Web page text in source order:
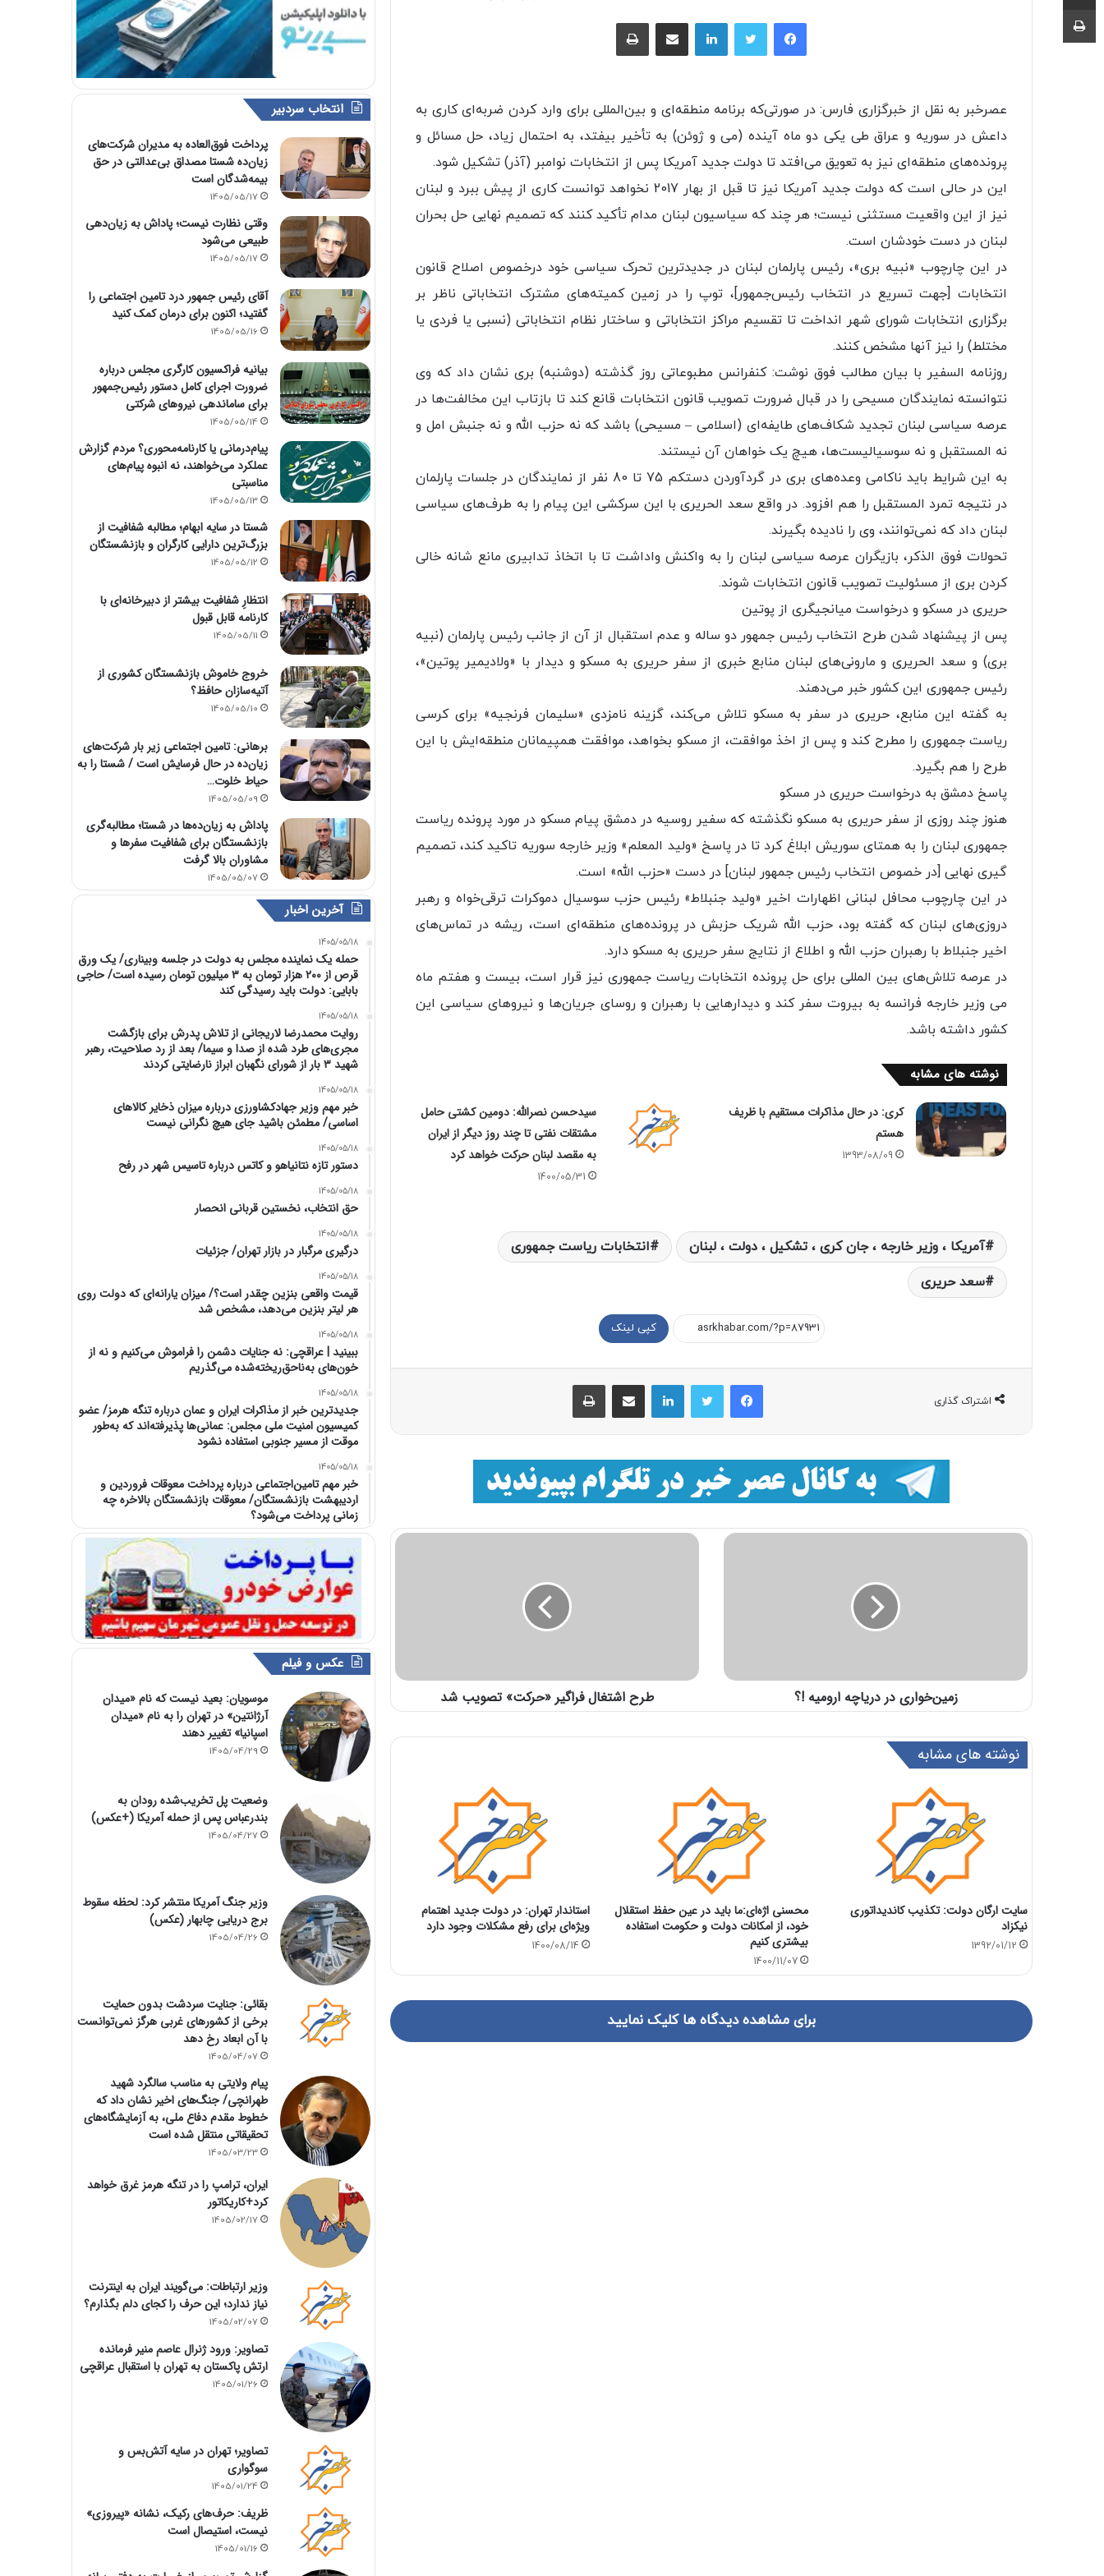
فیسبوک لینکداین
عصرخبر به نقل از خبرگزاری فارس: در صورتی‌که برنامه منطقه‌ای و بین‌المللی برای وارد کردن ضربه‌ای کاری به
داعش در سوریه و عراق طی یکی دو ماه آینده (می و ژوئن) به تأخیر بیفتد، به احتمال زیاد، حل مسائل و
پرونده‌های منطقه‌ای نیز به تعویق می‌افتد تا دولت جدید آمریکا پس از انتخابات نوامبر (آذر) تشکیل شود.
این در حالی است که دولت جدید آمریکا نیز تا قبل از بهار 2017 نخواهد توانست کاری از پیش ببرد و لبنان
نیز از این واقعیت مستثنی نیست؛ هر چند که سیاسیون لبنان مدام تأکید کنند که تصمیم نهایی حل بحران
لبنان در دست خودشان است.
در این چارچوب «نبیه بری»، رئیس پارلمان لبنان در جدیدترین تحرک سیاسی خود درخصوص اصلاح قانون
انتخابات [جهت تسریع در انتخاب رئیس‌جمهور]، توپ را در زمین کمیته‌های مشترک انتخاباتی ناظر بر
برگزاری انتخابات شورای شهر انداخت تا تقسیم مراکز انتخاباتی و ساختار نظام انتخاباتی (نسبی یا فردی یا
مختلط) را نیز آنها مشخص کنند.
روزنامه السفیر با بیان مطالب فوق نوشت: کنفرانس مطبوعاتی روز گذشته (دوشنبه) بری نشان داد که وی
نتوانسته نمایندگان مسیحی را در قبال ضرورت تصویب قانون انتخابات قانع کند تا بازتاب این مخالفت‌ها در
عرصه سیاسی لبنان تجدید شکاف‌های طایفه‌ای (اسلامی – مسیحی) باشد که نه حزب الله و نه جنبش امل و
نه المستقبل و نه سوسیالیست‌ها، هیچ یک خواهان آن نیستند.
به این شرایط باید ناکامی وعده‌های بری در گردآوردن دستکم 75 تا 80 نفر از نمایندگان در جلسات پارلمان
در نتیجه تمرد المستقبل را هم افزود. در واقع سعد الحریری با این سرکشی این پیام را به طرف‌های سیاسی
لبنان داد که نمی‌توانند، وی را نادیده بگیرند.
تحولات فوق الذکر، بازیگران عرصه سیاسی لبنان را به واکنش واداشت تا با اتخاذ تدابیری مانع شانه خالی
کردن بری از مسئولیت تصویب قانون انتخابات شوند.
حریری در مسکو و درخواست میانجیگری از پوتین
پس از پیشنهاد شدن طرح انتخاب رئیس جمهور دو ساله و عدم استقبال از آن از جانب رئیس پارلمان (نبیه
بری) و سعد الحریری و مارونی‌های لبنان منابع خبری از سفر حریری به مسکو و دیدار با «ولادیمیر پوتین»،
رئیس جمهوری این کشور خبر می‌دهند.
به گفته این منابع، حریری در سفر به مسکو تلاش می‌کند، گزینه نامزدی «سلیمان فرنجیه» برای کرسی
ریاست جمهوری را مطرح کند و پس از اخذ موافقت، از مسکو بخواهد، موافقت همپیمانان منطقه‌ایش با این
طرح را هم بگیرد.
پاسخ دمشق به درخواست حریری در مسکو
هنوز چند روزی از سفر حریری به مسکو نگذشته که سفیر روسیه در دمشق پیام مسکو در مورد پرونده ریاست
جمهوری لبنان را به همتای سوریش ابلاغ کرد تا در پاسخ «ولید المعلم» وزیر خارجه سوریه تاکید کند، تصمیم
گیری نهایی [در خصوص انتخاب رئیس جمهور لبنان] در دست «حزب الله» است.
در این چارچوب محافل لبنانی اظهارات اخیر «ولید جنبلاط» رئیس حزب سوسیال دموکرات ترقی‌خواه و رهبر
دروزی‌های لبنان که گفته بود، حزب الله شریک حزبش در پرونده‌های منطقه‌ای است، ریشه در تماس‌های
اخیر جنبلاط با رهبران حزب الله و اطلاع از نتایج سفر حریری به مسکو دارد.
در عرصه تلاش‌های بین المللی برای حل پرونده انتخابات ریاست جمهوری نیز قرار است، بیست و هفتم ماه
می وزیر خارجه فرانسه به بیروت سفر کند و دیدارهایی با رهبران و روسای جریان‌ها و نیروهای سیاسی این
کشور داشته باشد.
نوشته های مشابه
کری: در حال مذاکرات مستقیم با ظریف
هستم
1393/08/09
سیدحسن نصرالله: دومین کشتی حامل
مشتقات نفتی تا چند روز دیگر از ایران
به مقصد لبنان حرکت خواهد کرد
1400/05/31
آمریکا ، وزیر خارجه ، جان کری ، تشکیل ، دولت ، لبنان
انتخابات ریاست جمهوری
سعد حریری
کپی لینک
اشتراک گذاری
فیسبوک لینکداین
زمین‌خواری در دریاچه ارومیه !؟ طرح اشتغال فراگیر «حرکت» تصویب شد
نوشته های مشابه
سایت ارگان دولت: تکذیب کاندیداتوری
نیکزاد
1392/01/12
محسنی اژه‌ای:ما باید در عین حفظ استقلال
خود، از امکانات دولت و حکومت استفاده
بیشتری کنیم
1400/11/07
استاندار تهران: در دولت جدید اهتمام
ویژه‌ای برای رفع مشکلات وجود دارد
1400/08/14
برای مشاهده دیدگاه ها کلیک نمایید
انتخاب سردبیر
پرداخت فوق‌العاده به مدیران شرکت‌های
زیان‌ده شستا مصداق بی‌عدالتی در حق
بیمه‌شدگان است
1405/05/17
وقتی نظارت نیست؛ پاداش به زیان‌دهی
طبیعی می‌شود
1405/05/17
آقای رئیس جمهور درد تامین اجتماعی را
گفتید؛ اکنون برای درمان کمک کنید
1405/05/16
بیانیه فراکسیون کارگری مجلس درباره
ضرورت اجرای کامل دستور رئیس‌جمهور
برای ساماندهی نیروهای شرکتی
1405/05/14
پیام‌درمانی یا کارنامه‌محوری؟ مردم گزارش
عملکرد می‌خواهند، نه انبوه پیام‌های
مناسبتی
1405/05/13
شستا در سایه ابهام؛ مطالبه شفافیت از
بزرگ‌ترین دارایی کارگران و بازنشستگان
1405/05/12
انتظارِ شفافیت بیشتر از دبیرخانه‌ای با
کارنامه قابل قبول
1405/05/11
خروج خاموش بازنشستگان کشوری از
آتیه‌سازان حافظ؟
1405/05/10
برهانی: تامین اجتماعی زیر بار شرکت‌های
زیان‌ده در حال فرسایش است / شستا را به
حیاط خلوت…
1405/05/09
پاداش به زیان‌ده‌ها در شستا؛ مطالبه‌گری
بازنشستگان برای شفافیت سفرها و
مشاوران بالا گرفت
1405/05/07
آخرین اخبار
1405/05/18
حمله یک نماینده مجلس به دولت در جلسه وبیناری/ یک ورق
قرص از ۲۰۰ هزار تومان به ۳ میلیون تومان رسیده است/ حاجی
بابایی: دولت باید رسیدگی کند
1405/05/18
روایت محمدرضا لاریجانی از تلاش پدرش برای بازگشت
مجری‌های طرد شده از صدا و سیما/ بعد از رد صلاحیت، رهبر
شهید ۳ بار از شورای نگهبان ابراز نارضایتی کردند
1405/05/18
خبر مهم وزیر جهادکشاورزی درباره میزان ذخایر کالاهای
اساسی/ مطمئن باشید جای هیچ نگرانی نیست
1405/05/18
دستور تازه نتانیاهو و کاتس درباره تاسیس شهر در رفح
1405/05/18
حق انتخاب، نخستین قربانی انحصار
1405/05/18
درگیری مرگبار در بازار تهران/ جزئیات
1405/05/18
قیمت واقعی بنزین چقدر است؟/ میزان یارانه‌ای که دولت روی
هر لیتر بنزین می‌دهد، مشخص شد
1405/05/18
ببینید | عراقچی: نه جنایات دشمن را فراموش می‌کنیم و نه از
خون‌های به‌ناحق‌ریخته‌شده می‌گذریم
1405/05/18
جدیدترین خبر از مذاکرات ایران و عمان درباره تنگه هرمز/ عضو
کمیسیون امنیت ملی مجلس: عمانی‌ها پذیرفته‌اند که به‌طور
موقت از مسیر جنوبی استفاده نشود
1405/05/18
خبر مهم تامین‌اجتماعی درباره پرداخت معوقات فروردین و
اردیبهشت بازنشستگان/ معوقات بازنشستگان بالاخره چه
زمانی پرداخت می‌شود؟
عکس و فیلم
موسویان: بعید نیست که نام «میدان
آرژانتین» در تهران را به نام «میدان
اسپانیا» تغییر دهند
1405/04/29
وضعیت پل تخریب‌شده رودان به
بندرعباس پس از حمله آمریکا (+عکس)
1405/04/27
وزیر جنگ آمریکا منتشر کرد: لحظه سقوط
برج دریایی چابهار (عکس)
1405/04/26
بقائی: جنایت سردشت بدون حمایت
برخی از کشورهای غربی هرگز نمی‌توانست
با آن ابعاد رخ دهد
1405/04/07
پیام ولایتی به مناسب سالگرد شهید
طهرانچی/ جنگ‌های اخیر نشان داد که
خطوط مقدم دفاع ملی، به آزمایشگاه‌های
تحقیقاتی منتقل شده است
1405/03/23
ایران، ترامپ را در تنگه هرمز غرق خواهد
کرد+کاریکاتور
1405/02/17
وزیر ارتباطات: می‌گویند ایران به اینترنت
نیاز ندارد؛ این حرف را کجای دلم بگذارم؟
1405/02/07
تصاویر: ورود ژنرال عاصم منیر فرمانده
ارتش پاکستان به تهران با استقبال عراقچی
1405/01/26
تصاویر؛ تهران در سایه آتش‌بس و
سوگواری
1405/01/24
ظریف: حرف‌های رکیک، نشانه «پیروزی»
نیست، استیصال است
1405/01/16